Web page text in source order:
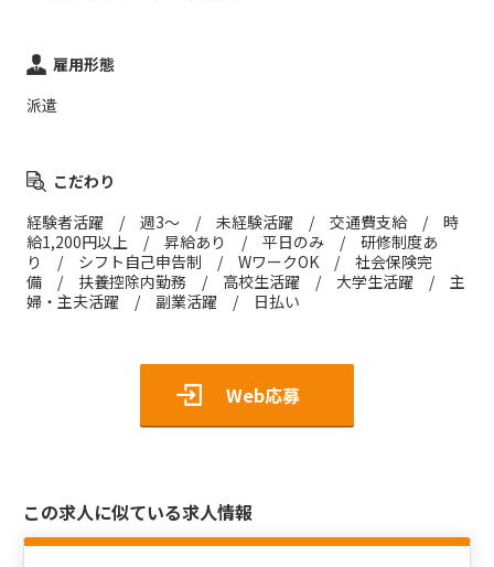
雇用形態
派遣
こだわり
経験者活躍 / 週3～ / 未経験活躍 / 交通費支給 / 時
給1,200円以上 / 昇給あり / 平日のみ / 研修制度あ
り / シフト自己申告制 / WワークOK / 社会保険完
備 / 扶養控除内勤務 / 高校生活躍 / 大学生活躍 / 主
婦・主夫活躍 / 副業活躍 / 日払い
Web応募
この求人に似ている求人情報